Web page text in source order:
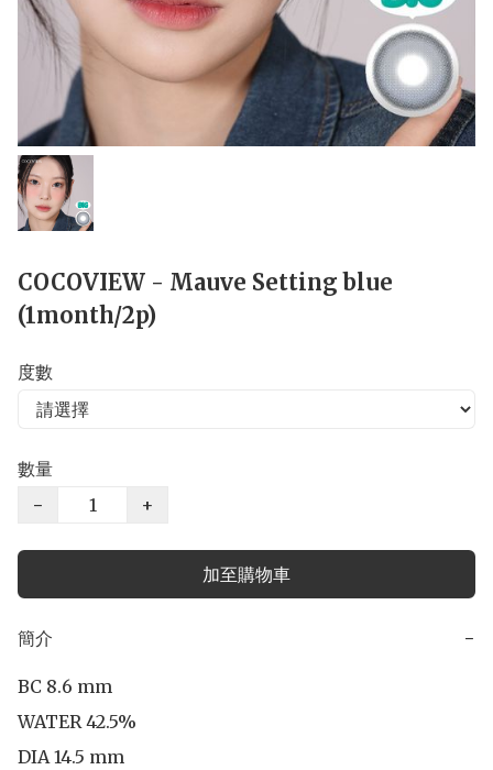
COCOVIEW - Mauve Setting blue
(1month/2p)
度數
數量
−
+
加至購物車
簡介 −
BC 8.6 mm
WATER 42.5%
DIA 14.5 mm